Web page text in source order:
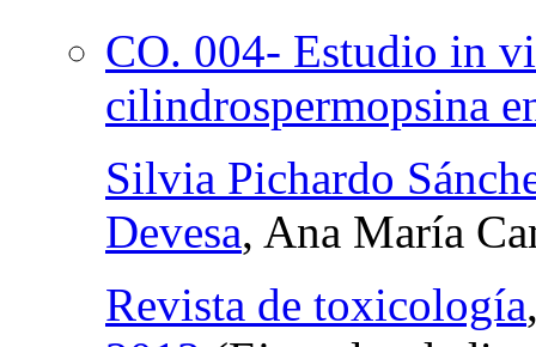
CO. 004- Estudio in
cilindrospermopsina
Silvia Pichardo
Devesa, Ana María
Revista de toxicología